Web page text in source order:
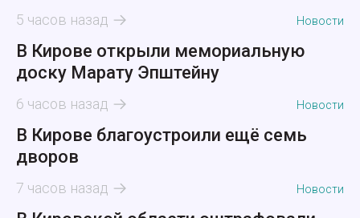
5 часов назад Новости
В Кирове открыли мемориальную
доску Марату Эпштейну
6 часов назад Новости
В Кирове благоустроили ещё семь
дворов
7 часов назад Новости